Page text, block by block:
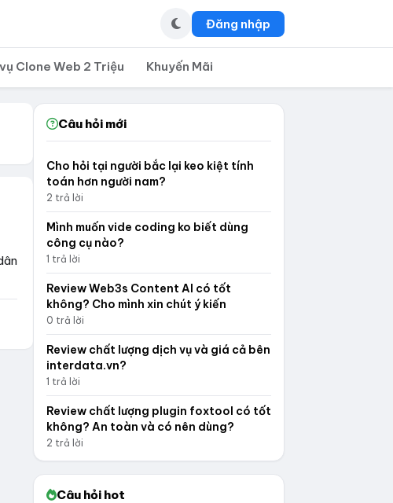
Đăng nhập
Clone Web 2 Triệu Khuyến Mãi
Câu hỏi mới
Cho hỏi tại người bắc lại keo kiệt tính
toán hơn người nam?
2 trả lời
Mình muốn vide coding ko biết dùng
công cụ nào?
1 trả lời
Review Web3s Content AI có tốt
không? Cho mình xin chút ý kiến
0 trả lời
Review chất lượng dịch vụ và giá cả bên
interdata.vn?
1 trả lời
Review chất lượng plugin foxtool có tốt
không? An toàn và có nên dùng?
2 trả lời
Câu hỏi hot